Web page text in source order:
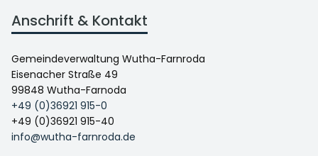
Anschrift & Kontakt
Gemeindeverwaltung Wutha-Farnroda
Eisenacher Straße 49
99848 Wutha-Farnoda
+49 (0)36921 915-0
+49 (0)36921 915-40
info@wutha-farnroda.de